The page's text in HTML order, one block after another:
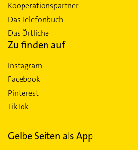
Kooperationspartner
Das Telefonbuch
Das Örtliche
Zu finden auf
Instagram
Facebook
Pinterest
TikTok
Gelbe Seiten als App